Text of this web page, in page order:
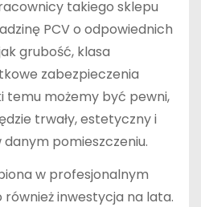
takiego sklepu
PCV o odpowiednich
grubość, klasa
zabezpieczenia
temu możemy być pewni,
trwały, estetyczny i
danym pomieszczeniu.
w profesjonalnym
inwestycja na lata.